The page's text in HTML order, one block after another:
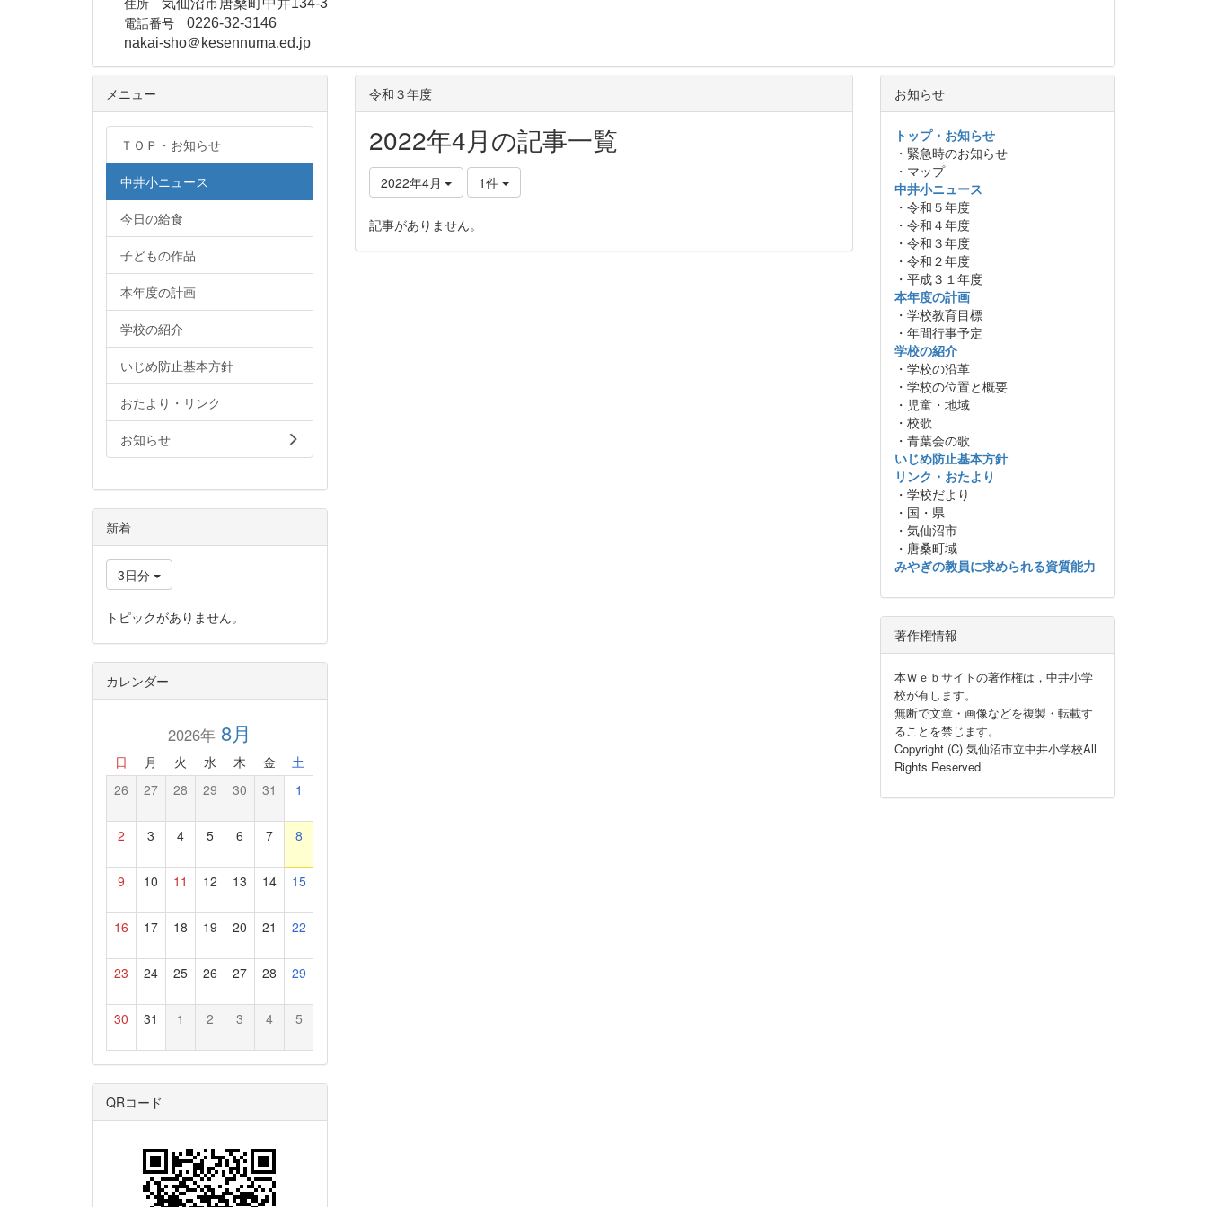
気仙沼市唐桑町中井134-3
電話番号 0226-32-3146
nakai-sho＠kesennuma.ed.jp
令和３年度
2022年4月の記事一覧
2022年4月 1件
記事がありません。
メニュー
ＴＯＰ・お知らせ
中井小ニュース
今日の給食
子どもの作品
本年度の計画
学校の紹介
いじめ防止基本方針
おたより・リンク
お知らせ
新着
3日分
トピックがありません。
カレンダー
2026年8月
日 月 火 水 木 金 土
26 27 28 29 30 31 1
2 3 4 5 6 7 8
9 10 11 12 13 14 15
16 17 18 19 20 21 22
23 24 25 26 27 28 29
30 31 1 2 3 4 5
QRコード
お知らせ
トップ・お知らせ
・緊急時のお知らせ
・マップ
中井小ニュース
・令和５年度
・令和４年度
・令和３年度
・令和２年度
・平成３１年度
本年度の計画
・学校教育目標
・年間行事予定
学校の紹介
・学校の沿革
・学校の位置と概要
・児童・地域
・校歌
・青葉会の歌
いじめ防止基本方針
リンク・おたより
・学校だより
・国・県
・気仙沼市
・唐桑町域
みやぎの教員に求められる資質能力
著作権情報
本Ｗｅｂサイトの著作権は，中井小学
校が有します。
無断で文章・画像などを複製・転載す
ることを禁じます。
Copyright (C) 気仙沼市立中井小学校All
Rights Reserved